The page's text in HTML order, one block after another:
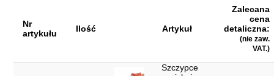
tworzywo sztuczne
Szerokość opakowania mm: 209
Wysokość opakowania mm: 68
Nr
artykułu
Ilość Artykuł
Zalecana
cena
detaliczna:
(nie zaw.
VAT.)
Szczypce